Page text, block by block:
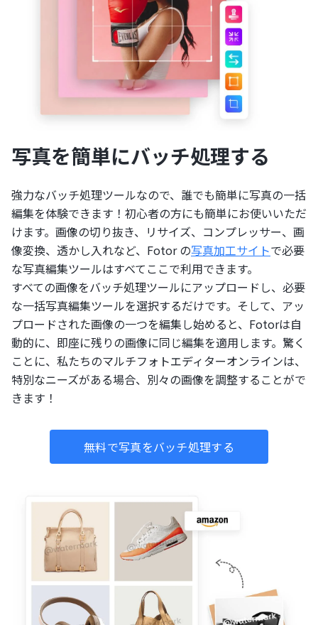
写真を簡単にバッチ処理する
強力なバッチ処理ツールなので、誰でも簡単に写真の一括
編集を体験できます！初心者の方にも簡単にお使いいただ
けます。画像の切り抜き、リサイズ、コンプレッサー、画
像変換、透かし入れなど、Fotor の写真加工サイトで必要
な写真編集ツールはすべてここで利用できます。
すべての画像をバッチ処理ツールにアップロードし、必要
な一括写真編集ツールを選択するだけです。そして、アッ
プロードされた画像の一つを編集し始めると、Fotorは自
動的に、即座に残りの画像に同じ編集を適用します。驚く
ことに、私たちのマルチフォトエディターオンラインは、
特別なニーズがある場合、別々の画像を調整することがで
きます！
無料で写真をバッチ処理する